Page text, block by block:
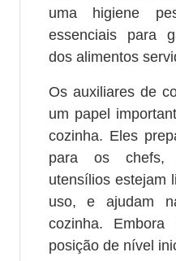
uma higiene
essenciais para
dos alimentos
Os auxiliares de
um papel
cozinha. Eles
para os chefs,
utensílios estejam
uso, e ajudam
cozinha. Embora
posição de nível